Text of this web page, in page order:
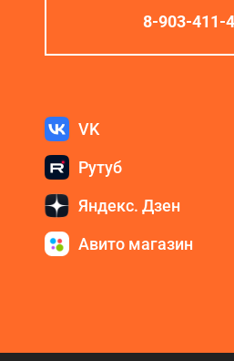
8-903-411-
VK
Рутуб
Яндекс. Дзен
Авито магазин